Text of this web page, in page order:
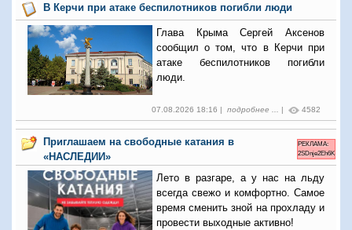
В Керчи при атаке беспилотников погибли люди
Глава Крыма Сергей Аксенов
сообщил о том, что в Керчи при
атаке беспилотников погибли
люди.
07.08.2026 18:16 | подробнее ... | 4582
Приглашаем на свободные катания в
«НАСЛЕДИИ»
РЕКЛАМА:
2SDnje2Eh6K
Лето в разгаре, а у нас на льду
всегда свежо и комфортно. Самое
время сменить зной на прохладу и
провести выходные активно!